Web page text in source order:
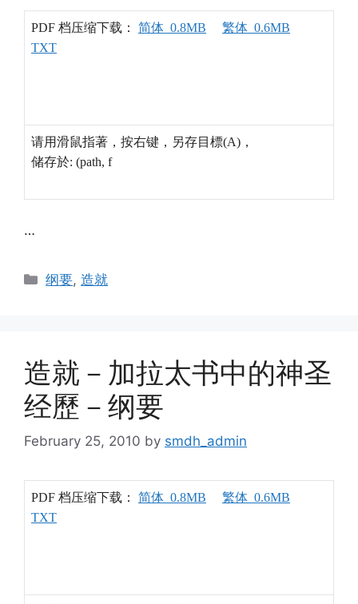
PDF 档压缩下载： 简体 0.8MB
繁体 0.6MB
TXT
请用滑鼠指著，按右键，另存目標(A)，
储存於: (path, f
…
Categories
纲要,造就
造就－加拉太书中的神圣
经歷－纲要
February 25, 2010 by smdh_admin
PDF 档压缩下载： 简体 0.8MB
繁体 0.6MB
TXT